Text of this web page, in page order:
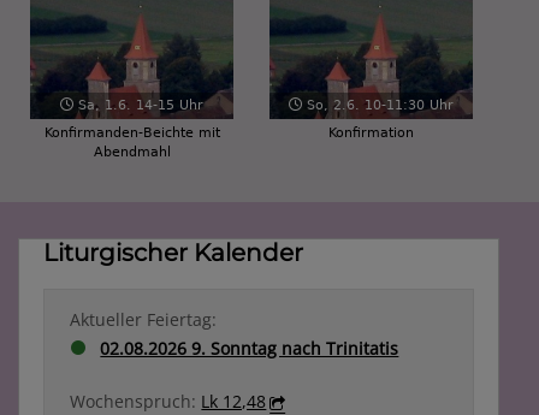
Sa, 1.6. 14-15 Uhr
Konfirmanden-Beichte mit
Abendmahl
So, 2.6. 10-11:30 Uhr
Konfirmation
Liturgischer Kalender
Aktueller Feiertag:
02.08.2026 9. Sonntag nach Trinitatis
Wochenspruch: Lk 12,48